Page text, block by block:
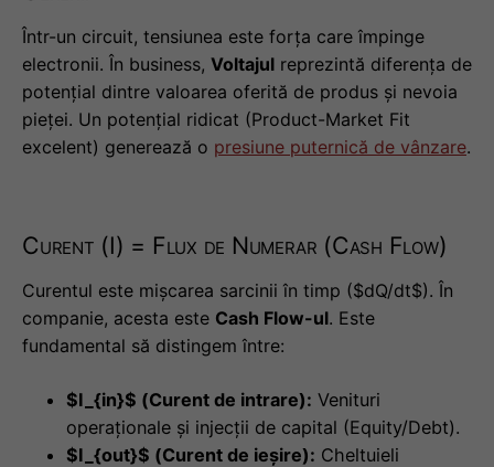
Într-un circuit, tensiunea este forța care împinge
electronii. În business, Voltajul reprezintă diferența de
potențial dintre valoarea oferită de produs și nevoia
pieței. Un potențial ridicat (Product-Market Fit
excelent) generează o presiune puternică de vânzare.
Curent (I) = Flux de Numerar (Cash Flow)
Curentul este mișcarea sarcinii în timp ($dQ/dt$). În
companie, acesta este Cash Flow-ul. Este
fundamental să distingem între:
$I_{in}$ (Curent de intrare): Venituri
operaționale și injecții de capital (Equity/Debt).
$I_{out}$ (Curent de ieșire): Cheltuieli